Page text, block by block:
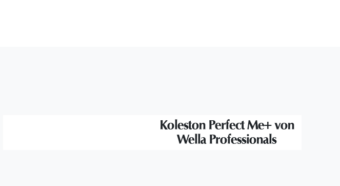
Koleston Perfect Me+ von
Wella Professionals